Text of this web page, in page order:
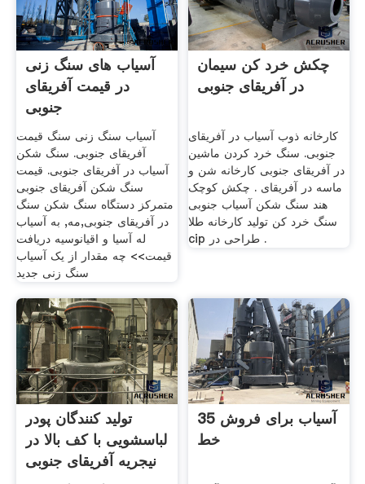
آسیاب های سنگ زنی
در قیمت آفریقای
جنوبی
آسیاب سنگ زنی سنگ قیمت
آفریقای جنوبی. سنگ شکن
آسیاب در آفریقای جنوبی. قیمت
سنگ شکن آفریقای جنوبی
متمرکز دستگاه سنگ شکن سنگ
در آفریقای جنوبی,مه, به آسیاب
له آسیا و اقیانوسیه دریافت
قیمت>> چه مقدار از یک آسیاب
سنگ زنی جدید
چکش خرد کن سیمان
در آفریقای جنوبی
کارخانه ذوب آسیاب در آفریقای
جنوبی. سنگ خرد کردن ماشین
در آفریقای جنوبی کارخانه شن و
ماسه در آفریقای . چکش کوچک
هند سنگ شکن آسیاب جنوبی
سنگ خرد کن تولید کارخانه طلا
cip طراحی در .
تولید کنندگان پودر
لباسشویی با کف بالا در
نیجریه آفریقای جنوبی
آسیاب برای فروش 35
خط